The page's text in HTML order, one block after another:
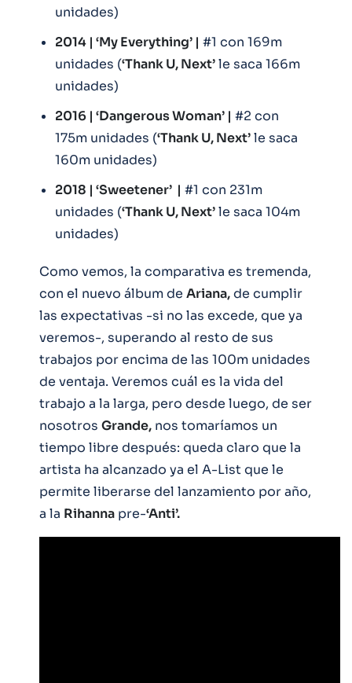
unidades)
2014 | ‘My Everything’ | #1 con 169m
unidades (‘Thank U, Next’le saca 166m
unidades)
2016 | ‘Dangerous Woman’ | #2 con
175m unidades (‘Thank U, Next’le saca
160m unidades)
2018 | ‘Sweetener’ | #1 con 231m
unidades (‘Thank U, Next’le saca 104m
unidades)
Como vemos, la comparativa es tremenda,
con el nuevo álbum de Ariana,de cumplir
las expectativas -si no las excede, que ya
veremos-, superando al resto de sus
trabajos por encima de las 100m unidades
de ventaja. Veremos cuál es la vida del
trabajo a la larga, pero desde luego, de ser
nosotros Grande, nos tomaríamos un
tiempo libre después: queda claro que la
artista ha alcanzado ya el A-List que le
permite liberarse del lanzamiento por año,
a la Rihanna pre-‘Anti’.